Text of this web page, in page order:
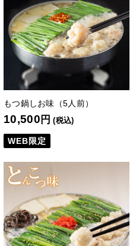
もつ鍋しお味（5人前）
10,500 円 (税込)
WEB限定